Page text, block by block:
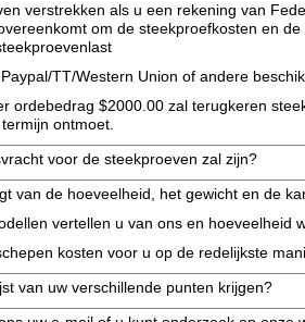
verstrekken als u een rekening van
om de steekproefkosten en
TT/Western Union of andere
ordebedrag $2000.00 zal terugkeren
ontmoet.
voor de steekproeven zal zijn?
van de hoeveelheid, het gewicht en de
vertellen u van ons en hoeveelheid
kosten voor u op de redelijkste
van uw verschillende punten krijgen?